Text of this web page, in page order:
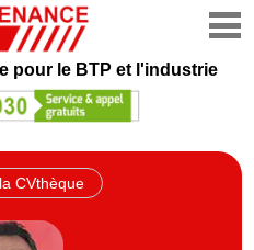
pour le BTP et l'industrie
CVthèque